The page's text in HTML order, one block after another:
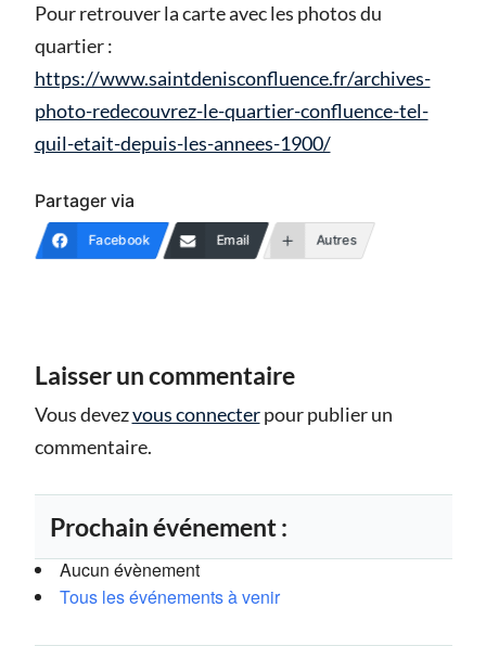
Pour retrouver la carte avec les photos du
quartier :
https://www.saintdenisconfluence.fr/archives-
photo-redecouvrez-le-quartier-confluence-tel-
quil-etait-depuis-les-annees-1900/
Partager via
Facebook Email Autres
Laisser un commentaire
Vous devezvous connecterpour publier un
commentaire.
Prochain événement :
Aucun évènement
Tous les événements à venir